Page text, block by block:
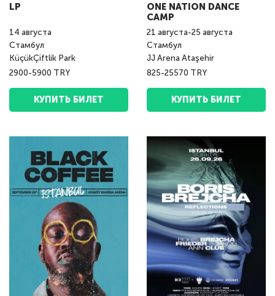
LP
14 августа
Стамбул
KüçükÇiftlik Park
2900-5900 TRY
КУПИТЬ БИЛЕТ
ONE NATION DANCE
CAMP
21 августа-25 августа
Стамбул
JJ Arena Ataşehir
825-25570 TRY
КУПИТЬ БИЛЕТ